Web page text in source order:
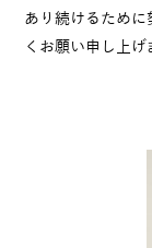
あり続けるために
くお願い申し上げ